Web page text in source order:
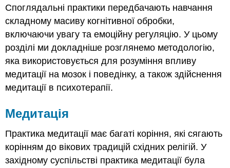
Споглядальні практики передбачають навчання
складному масиву когнітивної обробки,
включаючи увагу та емоційну регуляцію. У цьому
розділі ми докладніше розглянемо методологію,
яка використовується для розуміння впливу
медитації на мозок і поведінку, а також здійснення
медитації в психотерапії.
Медитація
Практика медитації має багаті коріння, які сягають
корінням до вікових традицій східних релігій. У
західному суспільстві практика медитації була